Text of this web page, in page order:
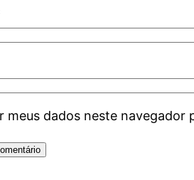
meus dados neste navegador